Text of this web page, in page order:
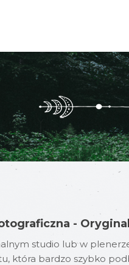
-
studio lub w
która bardzo szybko